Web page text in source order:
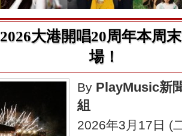
2026大港開唱20周年本周
場！
By PlayMusic新
組
2026年3月17日 (